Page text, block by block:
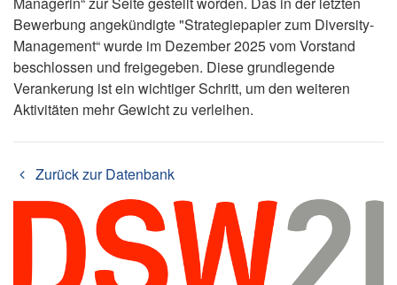
Bewerbung angekündigte "Strategiepapier zum Diversity-
Management“ wurde im Dezember 2025 vom Vorstand
beschlossen und freigegeben. Diese grundlegende
Verankerung ist ein wichtiger Schritt, um den weiteren
Aktivitäten mehr Gewicht zu verleihen.
Zurück zur Datenbank